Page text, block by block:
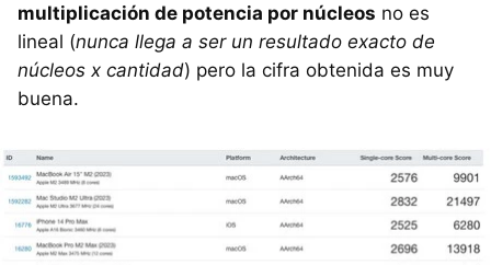
multiplicación de potencia por núcleos no es
lineal (nunca llega a ser un resultado exacto de
núcleos x cantidad) pero la cifra obtenida es muy
buena.